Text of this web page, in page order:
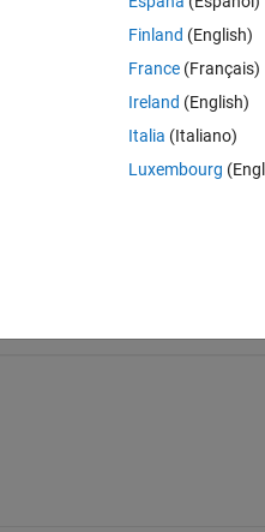
and lateral behavior of the car
Vehicle Dynamics books?
Finland (English)
France (Français)
Ireland (English)
Italia (Italiano)
Luxembourg